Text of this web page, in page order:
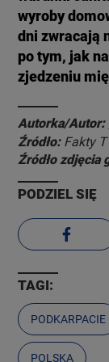
wyroby
dni zwracają
po tym, jak
zjedzeniu
Autorka/Autor:
Źródło: Fakty
Źródło zdjęcia
PODZIEL SIĘ
TAGI:
PODKARPACIE
POLSKA